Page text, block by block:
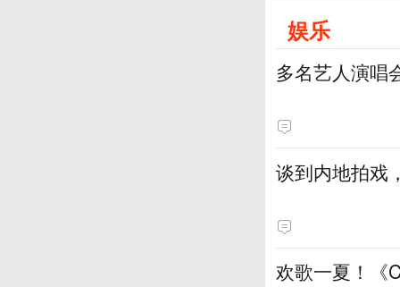
娱乐
多名艺人演唱
谈到内地拍戏
欢歌一夏！《